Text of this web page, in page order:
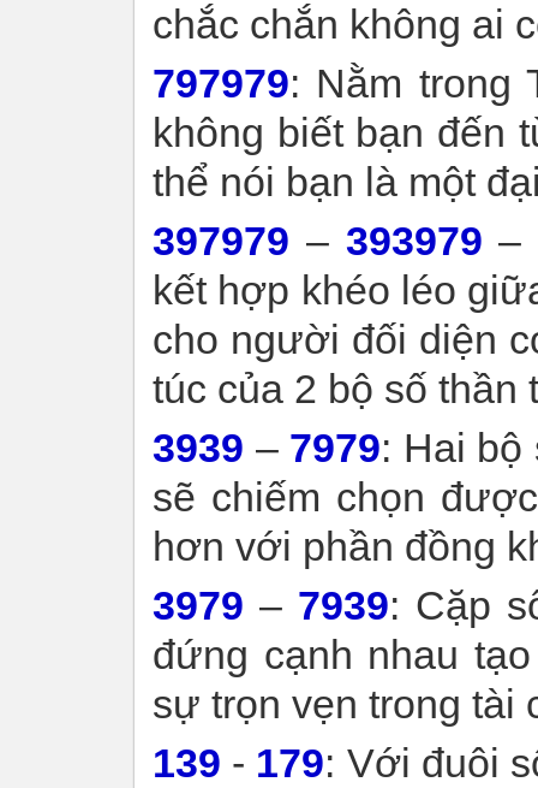
chắc chắn không ai
797979: Nằm trong
không biết bạn đến
thể nói bạn là một
397979 – 393979–
kết hợp khéo léo
cho người đối diện
túc của 2 bộ số thần
3939 – 7979: Hai bộ
sẽ chiếm chọn
hơn với phần đồng
3979 – 7939: Cặp
đứng cạnh nhau
sự trọn vẹn trong tài
139 - 179: Với đuôi